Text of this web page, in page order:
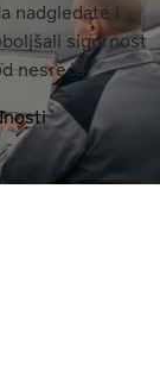
nadgledate i
sigurnost
nesreća.